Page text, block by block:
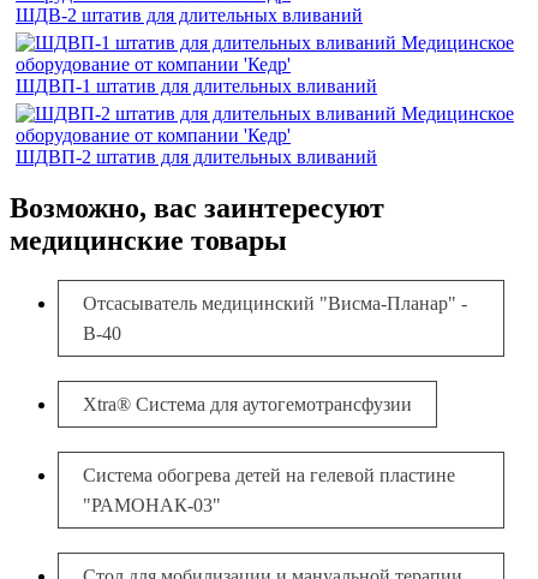
ШДВ-2 штатив для длительных вливаний
ШДВП-1 штатив для длительных вливаний
ШДВП-2 штатив для длительных вливаний
Возможно, вас заинтересуют
медицинские товары
Отсасыватель медицинский "Висма-Планар" -
В-40
Xtra® Система для аутогемотрансфузии
Система обогрева детей на гелевой пластине
"РАМОНАК-03"